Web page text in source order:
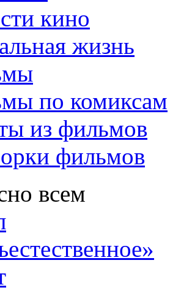
кино
жизнь
по комиксам
из фильмов
фильмов
всем